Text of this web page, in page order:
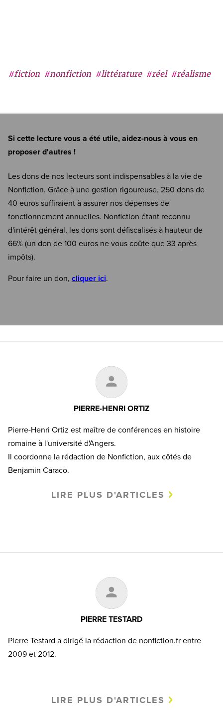
#fiction #nonfiction #littérature #réel #réalisme
Si cette lecture vous a été utile, aidez-nous à vous en
proposer d'autres !
Les dons de nos lecteurs sont indispensables à la vie de
Nonfiction. Grâce à une gestion rigoureuse, 250 dons de
40 euros suffiraient à assurer nos dépenses de
fonctionnement annuelles. Nonfiction étant reconnu
d'intérêt général, les dons sont défiscalisés à hauteur de
66% (un don de 100 euros ne vous coûte que 33 après
impôts).
Pour faire un don, cliquer ici.
PIERRE-HENRI ORTIZ
Pierre-Henri Ortiz est maître de conférences en histoire
romaine à l'université d'Angers.
Il coordonne la rédaction de Nonfiction, aux côtés de
Benjamin Caraco.
LIRE PLUS D'ARTICLES
PIERRE TESTARD
Pierre Testard a dirigé la rédaction de nonfiction.fr entre
2009 et 2012.
LIRE PLUS D'ARTICLES